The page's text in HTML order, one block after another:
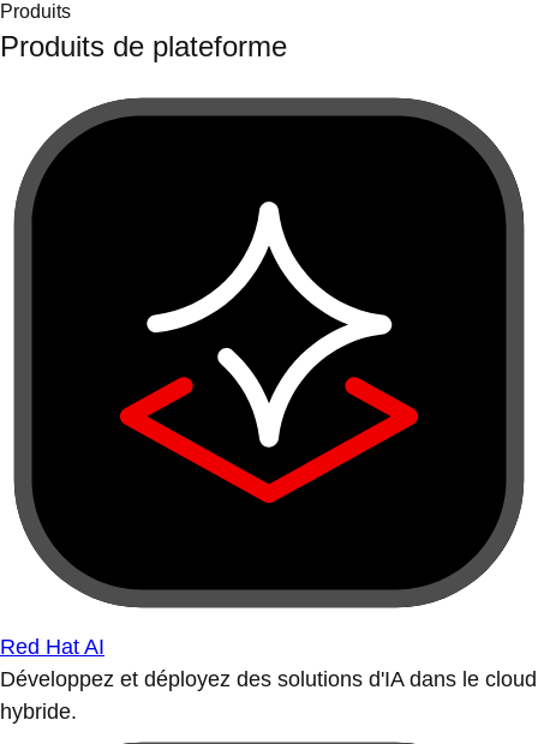
Produits
Produits de plateforme
Red Hat AI
Développez et déployez des solutions d'IA dans le cloud
hybride.